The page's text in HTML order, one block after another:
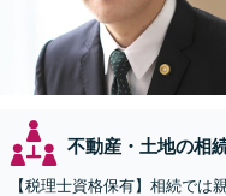
不動産・土地の相
【税理士資格保有】相続では